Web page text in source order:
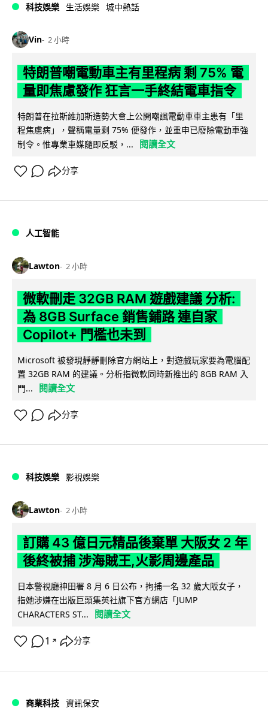
科技娛樂 生活娛樂 城中熱話
Vin 2 小時
特朗普嘲電動車主有里程病 剩 75% 電
量即焦慮發作 狂言一手終結電車指令
特朗普在拉斯維加斯造勢大會上公開嘲諷電動車車主患有「里
程焦慮病」，聲稱電量剩 75% 便發作，並重申已廢除電動車強
制令。惟專業車媒隨即反駁，...
閱讀全文
分享
人工智能
Lawton 2 小時
微軟刪走 32GB RAM 遊戲建議 分析:
為 8GB Surface 銷售鋪路 連自家
Copilot+ 門檻也未到
Microsoft 被發現靜靜刪除官方網站上，對遊戲玩家要為電腦配
置 32GB RAM 的建議。分析指微軟同時新推出的 8GB RAM 入
門...
閱讀全文
分享
科技娛樂 影視娛樂
Lawton 2 小時
訂購 43 億日元精品後棄單 大阪女 2 年
後終被捕 涉海賊王,火影周邊產品
日本警視廳神田署 8 月 6 日公布，拘捕一名 32 歲大阪女子，
指她涉嫌在出版巨頭集英社旗下官方網店「JUMP
CHARACTERS ST...
閱讀全文
1 ↗ 分享
商業科技 資訊保安